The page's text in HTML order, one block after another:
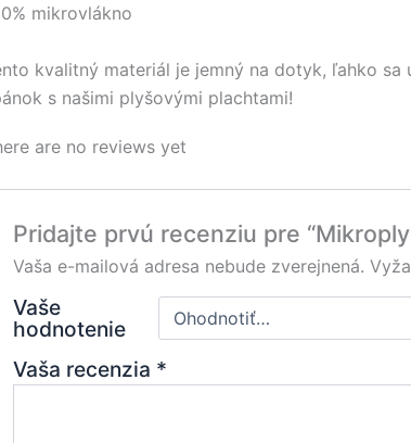
mikrovlákno
kvalitný materiál je jemný na dotyk, ľahko
s našimi plyšovými plachtami!
are no reviews yet
Pridajte prvú recenziu pre
Vaša e-mailová adresa nebude zverejnená.
Vaše
hodnotenie
Vaša recenzia *